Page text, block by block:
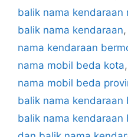
balik nama kendaraan
balik nama kendaraan,
nama kendaraan
nama mobil beda kota,
nama mobil beda
balik nama kendaraan
balik nama kendaraan